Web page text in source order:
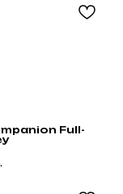
Full-